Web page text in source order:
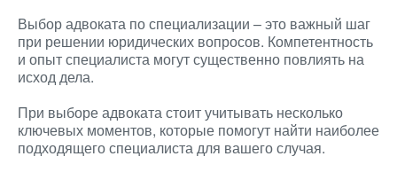
Выбор адвоката по специализации – это важный шаг
при решении юридических вопросов. Компетентность
и опыт специалиста могут существенно повлиять на
исход дела.
При выборе адвоката стоит учитывать несколько
ключевых моментов, которые помогут найти наиболее
подходящего специалиста для вашего случая.